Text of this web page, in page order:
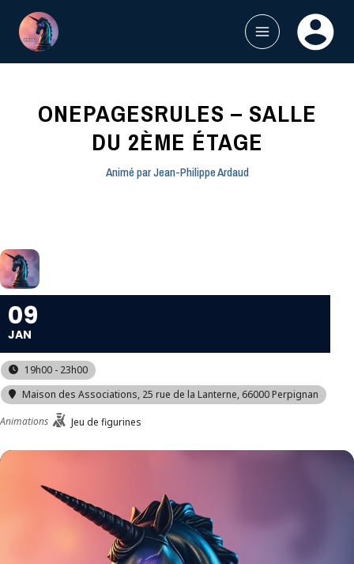
contenu
MAIN
ONEPAGESRULES – SALLE
DU 2ÈME ÉTAGE
Animé parJean-Philippe Ardaud
09
JAN
19h00 - 23h00
Maison des Associations, 25 rue de la Lanterne, 66000 Perpignan
Animations
Jeu de figurines